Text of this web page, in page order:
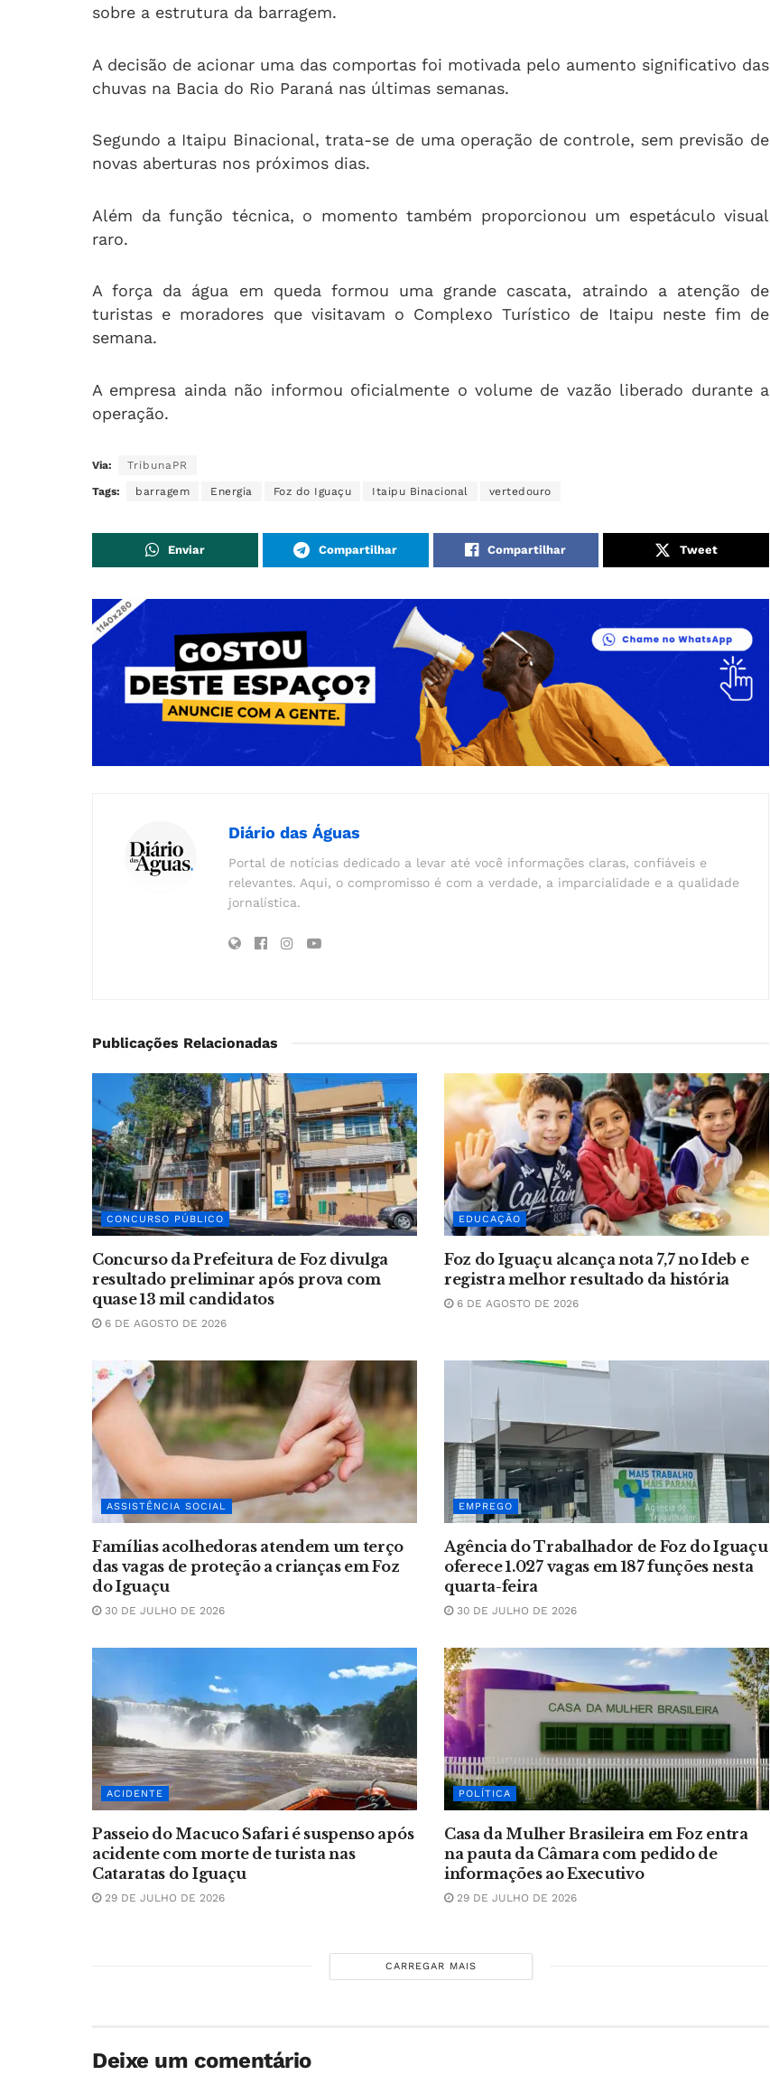
sobre a estrutura da barragem.
A decisão de acionar uma das comportas foi motivada pelo aumento significativo das
chuvas na Bacia do Rio Paraná nas últimas semanas.
Segundo a Itaipu Binacional, trata-se de uma operação de controle, sem previsão de
novas aberturas nos próximos dias.
Além da função técnica, o momento também proporcionou um espetáculo visual
raro.
A força da água em queda formou uma grande cascata, atraindo a atenção de
turistas e moradores que visitavam o Complexo Turístico de Itaipu neste fim de
semana.
A empresa ainda não informou oficialmente o volume de vazão liberado durante a
operação.
Via: TribunaPR
Tags: barragem Energia Foz do Iguaçu Itaipu Binacional vertedouro
Enviar Compartilhar Compartilhar Tweet
Diário das Águas
Portal de notícias dedicado a levar até você informações claras, confiáveis e
relevantes. Aqui, o compromisso é com a verdade, a imparcialidade e a qualidade
jornalística.
Publicações Relacionadas
CONCURSO PÚBLICO
Concurso da Prefeitura de Foz divulga
resultado preliminar após prova com
quase 13 mil candidatos
6 DE AGOSTO DE 2026
EDUCAÇÃO
Foz do Iguaçu alcança nota 7,7 no Ideb e
registra melhor resultado da história
6 DE AGOSTO DE 2026
ASSISTÊNCIA SOCIAL
Famílias acolhedoras atendem um terço
das vagas de proteção a crianças em Foz
do Iguaçu
30 DE JULHO DE 2026
EMPREGO
Agência do Trabalhador de Foz do Iguaçu
oferece 1.027 vagas em 187 funções nesta
quarta-feira
30 DE JULHO DE 2026
ACIDENTE
Passeio do Macuco Safari é suspenso após
acidente com morte de turista nas
Cataratas do Iguaçu
29 DE JULHO DE 2026
POLÍTICA
Casa da Mulher Brasileira em Foz entra
na pauta da Câmara com pedido de
informações ao Executivo
29 DE JULHO DE 2026
CARREGAR MAIS
Deixe um comentário